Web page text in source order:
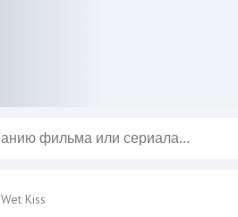
Wet Kiss